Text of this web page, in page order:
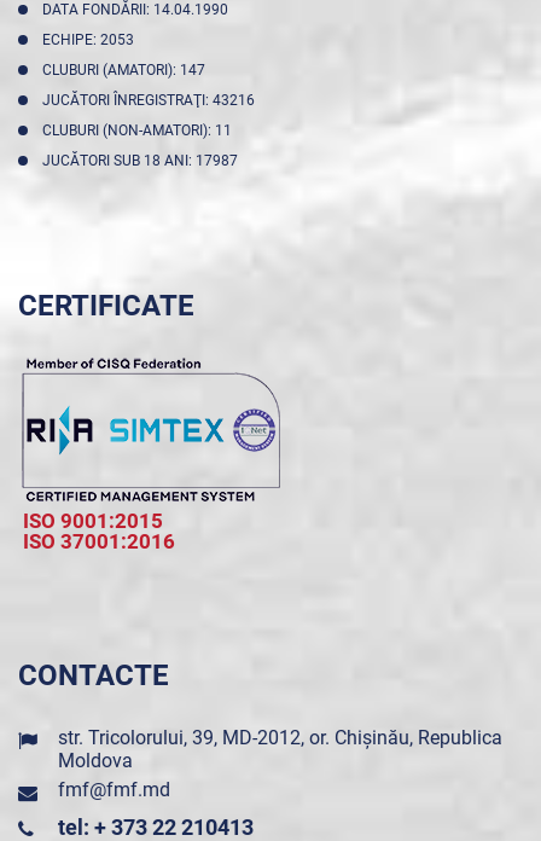
DATA FONDĂRII: 14.04.1990
ECHIPE: 2053
CLUBURI (AMATORI): 147
JUCĂTORI ÎNREGISTRAŢI: 43216
CLUBURI (NON-AMATORI): 11
JUCĂTORI SUB 18 ANI: 17987
CERTIFICATE
ISO 9001:2015
ISO 37001:2016
CONTACTE
str. Tricolorului, 39, MD-2012, or. Chișinău, Republica
Moldova
fmf@fmf.md
tel: + 373 22 210413